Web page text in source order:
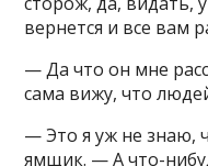
вернется и все вам
— Да что он мне
сама вижу, что
— Это я уж не знаю,
ямщик. — А что-